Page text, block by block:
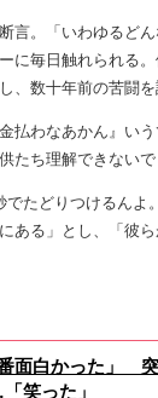
。「いわゆるど
に毎日触れられる
、数十年前の苦闘を
払わなあかん』い
たち理解できないで
たどりつけるんよ
ある」とし、「彼
番面白かった」
笑った」